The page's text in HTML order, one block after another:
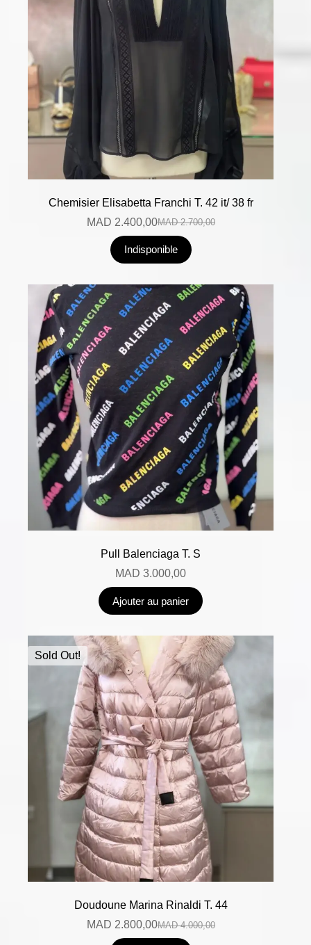
Chemisier Elisabetta Franchi T. 42 it/ 38 fr
MAD2.700,00
MAD 2.400,00
Indisponible
Pull Balenciaga T. S
MAD 3.000,00
Ajouter au panier
Sold Out!
Doudoune Marina Rinaldi T. 44
MAD4.000,00
MAD 2.800,00